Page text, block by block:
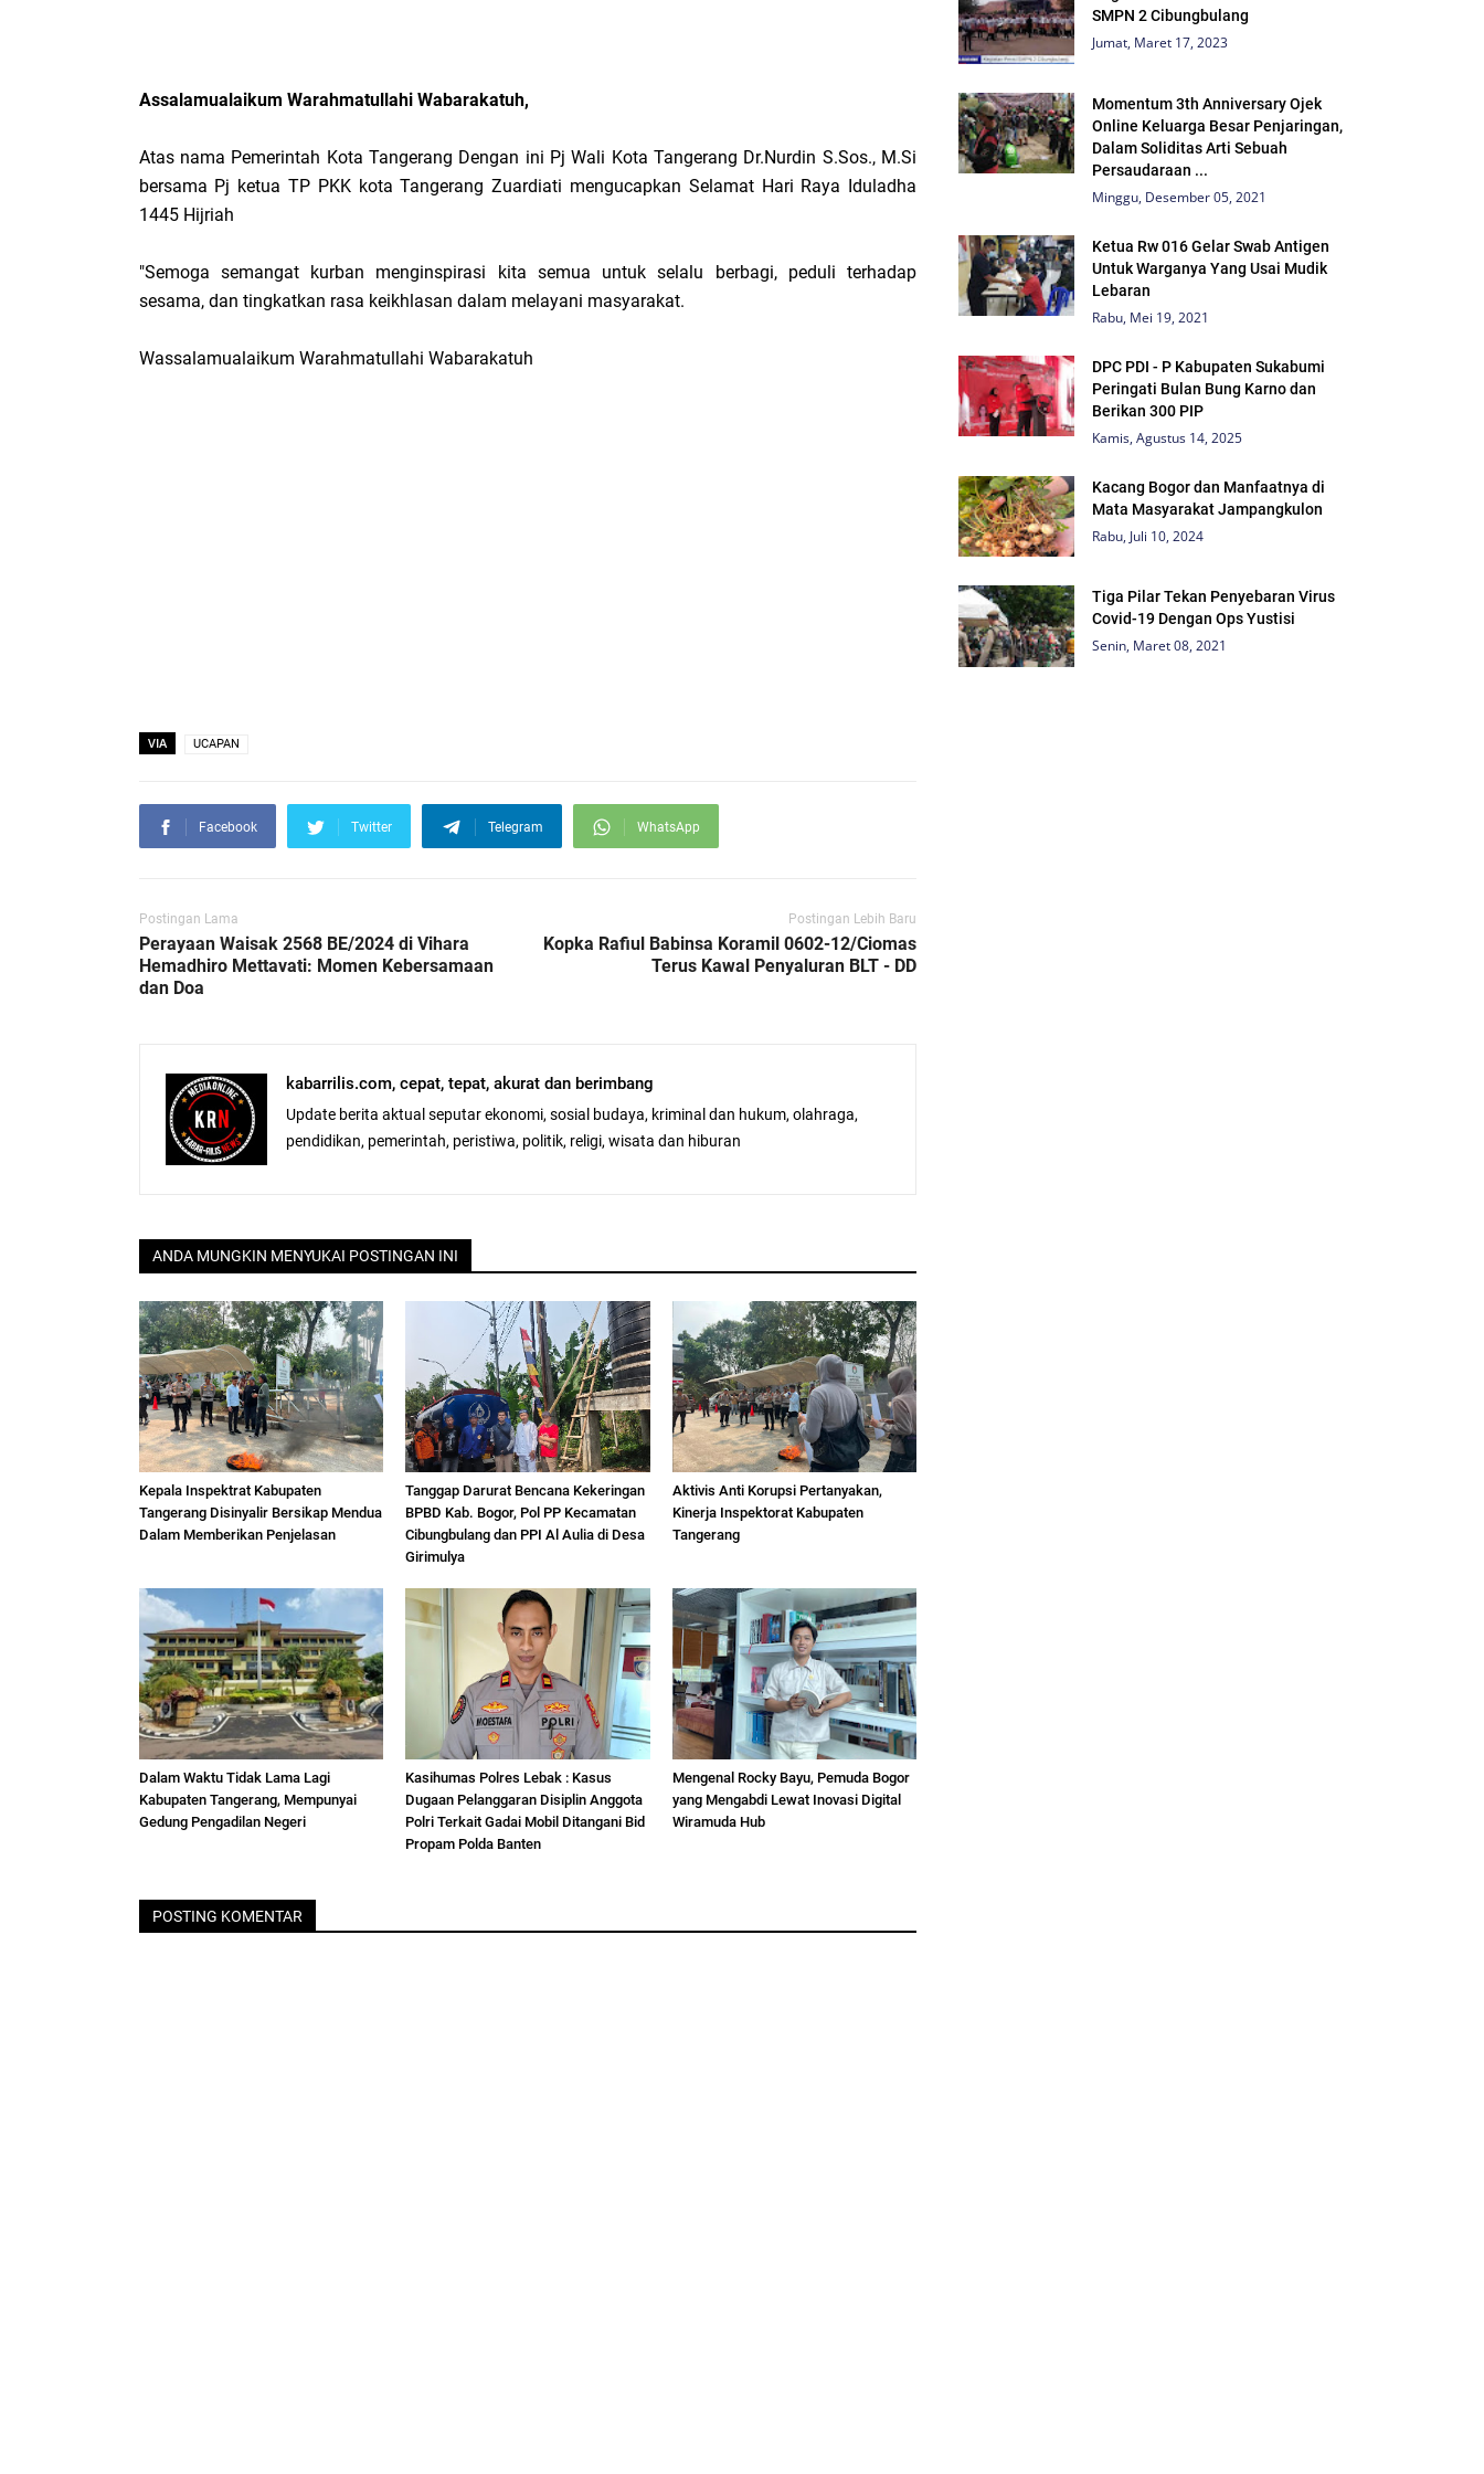
Assalamualaikum Warahmatullahi Wabarakatuh,
Atas nama Pemerintah Kota Tangerang Dengan ini Pj Wali Kota Tangerang Dr.Nurdin S.Sos., M.Si
bersama Pj ketua TP PKK kota Tangerang Zuardiati mengucapkan Selamat Hari Raya Iduladha
1445 Hijriah
"Semoga semangat kurban menginspirasi kita semua untuk selalu berbagi, peduli terhadap
sesama, dan tingkatkan rasa keikhlasan dalam melayani masyarakat.
Wassalamualaikum Warahmatullahi Wabarakatuh
VIA UCAPAN
Facebook Twitter Telegram WhatsApp
Postingan Lama
Perayaan Waisak 2568 BE/2024 di Vihara
Hemadhiro Mettavati: Momen Kebersamaan
dan Doa
Postingan Lebih Baru
Kopka Rafiul Babinsa Koramil 0602-12/Ciomas
Terus Kawal Penyaluran BLT - DD
kabarrilis.com, cepat, tepat, akurat dan berimbang
Update berita aktual seputar ekonomi, sosial budaya, kriminal dan hukum, olahraga,
pendidikan, pemerintah, peristiwa, politik, religi, wisata dan hiburan
ANDA MUNGKIN MENYUKAI POSTINGAN INI
Kepala Inspektrat Kabupaten
Tangerang Disinyalir Bersikap Mendua
Dalam Memberikan Penjelasan
Tanggap Darurat Bencana Kekeringan
BPBD Kab. Bogor, Pol PP Kecamatan
Cibungbulang dan PPI Al Aulia di Desa
Girimulya
Aktivis Anti Korupsi Pertanyakan,
Kinerja Inspektorat Kabupaten
Tangerang
Dalam Waktu Tidak Lama Lagi
Kabupaten Tangerang, Mempunyai
Gedung Pengadilan Negeri
Kasihumas Polres Lebak : Kasus
Dugaan Pelanggaran Disiplin Anggota
Polri Terkait Gadai Mobil Ditangani Bid
Propam Polda Banten
Mengenal Rocky Bayu, Pemuda Bogor
yang Mengabdi Lewat Inovasi Digital
Wiramuda Hub
POSTING KOMENTAR
SMPN 2 Cibungbulang
Jumat, Maret 17, 2023
Momentum 3th Anniversary Ojek
Online Keluarga Besar Penjaringan,
Dalam Soliditas Arti Sebuah
Persaudaraan ...
Minggu, Desember 05, 2021
Ketua Rw 016 Gelar Swab Antigen
Untuk Warganya Yang Usai Mudik
Lebaran
Rabu, Mei 19, 2021
DPC PDI - P Kabupaten Sukabumi
Peringati Bulan Bung Karno dan
Berikan 300 PIP
Kamis, Agustus 14, 2025
Kacang Bogor dan Manfaatnya di
Mata Masyarakat Jampangkulon
Rabu, Juli 10, 2024
Tiga Pilar Tekan Penyebaran Virus
Covid-19 Dengan Ops Yustisi
Senin, Maret 08, 2021